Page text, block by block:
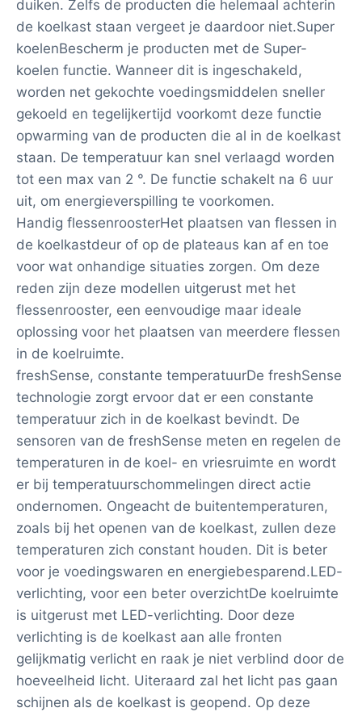
duiken. Zelfs de producten die helemaal achterin
de koelkast staan vergeet je daardoor niet.Super
koelenBescherm je producten met de Super-
koelen functie. Wanneer dit is ingeschakeld,
worden net gekochte voedingsmiddelen sneller
gekoeld en tegelijkertijd voorkomt deze functie
opwarming van de producten die al in de koelkast
staan. De temperatuur kan snel verlaagd worden
tot een max van 2 °. De functie schakelt na 6 uur
uit, om energieverspilling te voorkomen.
Handig flessenroosterHet plaatsen van flessen in
de koelkastdeur of op de plateaus kan af en toe
voor wat onhandige situaties zorgen. Om deze
reden zijn deze modellen uitgerust met het
flessenrooster, een eenvoudige maar ideale
oplossing voor het plaatsen van meerdere flessen
in de koelruimte.
freshSense, constante temperatuurDe freshSense
technologie zorgt ervoor dat er een constante
temperatuur zich in de koelkast bevindt. De
sensoren van de freshSense meten en regelen de
temperaturen in de koel- en vriesruimte en wordt
er bij temperatuurschommelingen direct actie
ondernomen. Ongeacht de buitentemperaturen,
zoals bij het openen van de koelkast, zullen deze
temperaturen zich constant houden. Dit is beter
voor je voedingswaren en energiebesparend.LED-
verlichting, voor een beter overzichtDe koelruimte
is uitgerust met LED-verlichting. Door deze
verlichting is de koelkast aan alle fronten
gelijkmatig verlicht en raak je niet verblind door de
hoeveelheid licht. Uiteraard zal het licht pas gaan
schijnen als de koelkast is geopend. Op deze